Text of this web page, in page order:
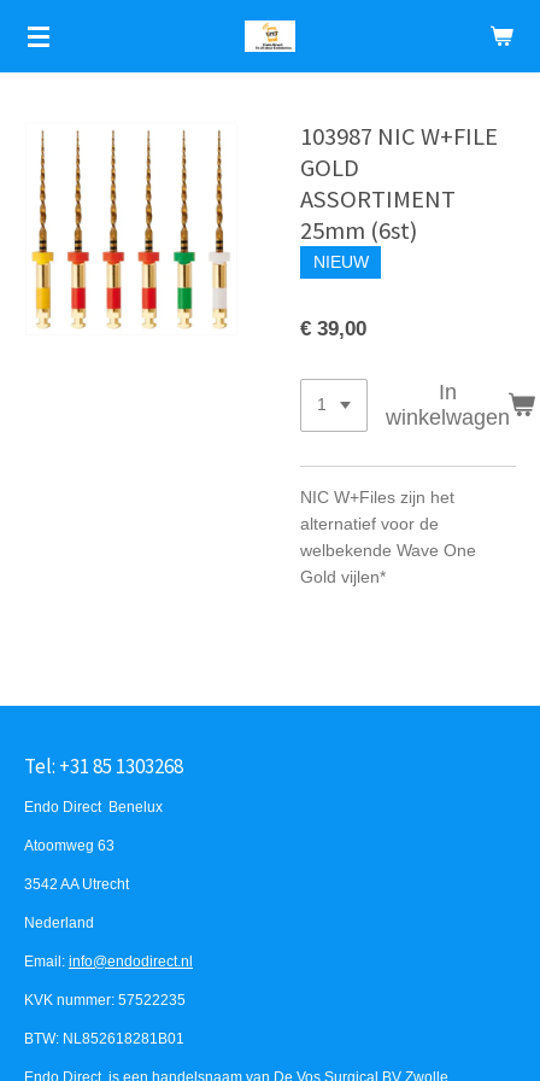
Ga
direct
naar
hoofdinhoud
103987 NIC W+FILE
GOLD
ASSORTIMENT
25mm (6st)
NIEUW
€ 39,00
In
winkelwagen
NIC W+Files zijn het
alternatief voor de
welbekende Wave One
Gold vijlen*
Tel: +31 85 1303268
Endo Direct Benelux
Atoomweg 63
3542 AA Utrecht
Nederland
Email: info@endodirect.nl
KVK nummer: 57522235
BTW: NL852618281B01
Endo Direct is een handelsnaam van De Vos Surgical BV Zwolle